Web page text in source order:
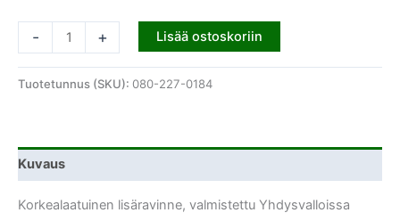
- + Lisää ostoskoriin
Tuotetunnus (SKU): 080-227-0184
Kuvaus
Korkealaatuinen lisäravinne, valmistettu Yhdysvalloissa